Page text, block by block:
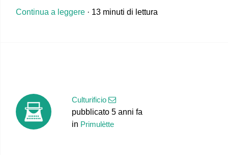
Continua a leggere · 13 minuti di lettura
Culturificio
pubblicato 5 anni fa
in Primulètte